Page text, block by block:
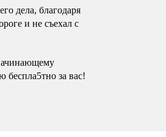
дела, благодаря
и не съехал с
за вас!